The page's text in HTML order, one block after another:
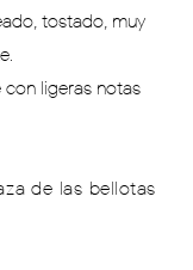
tostado, muy
con ligeras notas
de las bellotas